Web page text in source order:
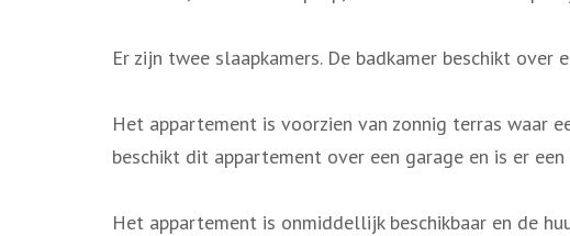
Er zijn twee slaapkamers. De badkamer beschikt
Het appartement is voorzien van zonnig terras waar
beschikt dit appartement over een garage en is er
Het appartement is onmiddellijk beschikbaar en de